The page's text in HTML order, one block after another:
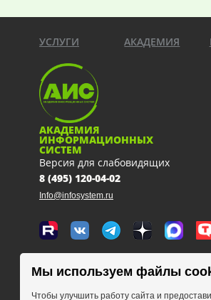
УСЛУГИ АКАДЕМИЯ
АКАДЕМИЯ
ИНФОРМАЦИОННЫХ
СИСТЕМ
Версия для слабовидящих
8 (495) 120-04-02
Info@infosystem.ru
Москва, 111123, ул. Плеханова, 4а
схема проезда
Мы используем файлы
Чтобы улучшить работу сайта и